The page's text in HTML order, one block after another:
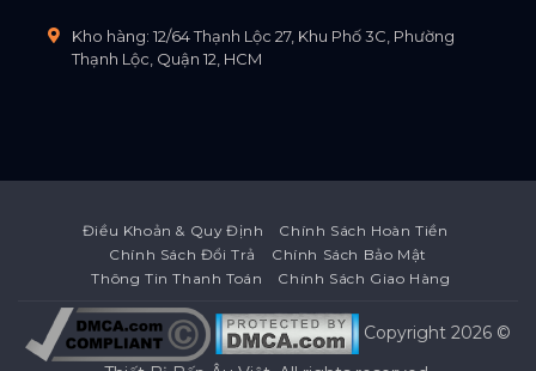
Kho hàng: 12/64 Thạnh Lộc 27, Khu Phố 3C, Phường
Thạnh Lộc, Quận 12, HCM
Điều Khoản & Quy Định
Chính Sách Hoàn Tiền
Chính Sách Đổi Trả
Chính Sách Bảo Mật
Thông Tin Thanh Toán
Chính Sách Giao Hàng
Copyright 2026 ©